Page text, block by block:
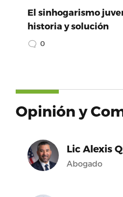
El sinhogarismo
historia y solución
0
Opinión y
Lic Alexis
Abogado